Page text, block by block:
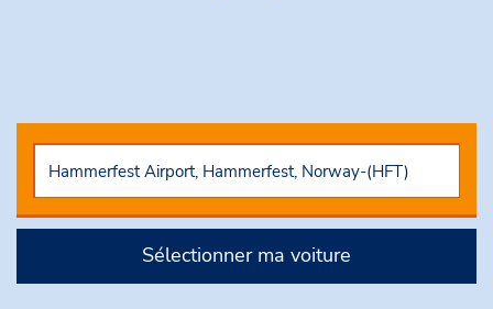
Sélectionner ma voiture